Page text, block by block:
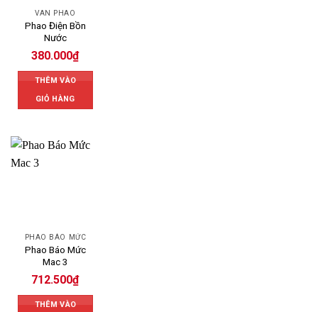
VAN PHAO
Phao Điện Bồn
Nước
380.000₫
THÊM VÀO
GIỎ HÀNG
PHAO BÁO MỨC
Phao Báo Mức
Mac 3
712.500₫
THÊM VÀO